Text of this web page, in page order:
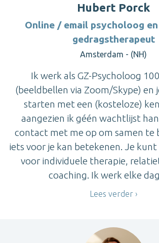
Hubert Porck
Online / email psycholoog
gedragstherapeut
Amsterdam - (NH)
Ik werk als GZ-Psycholoog
(beeldbellen via Zoom/Skype) en
starten met een (kosteloze)
aangezien ik géén wachtlijst
contact met me op om samen te
iets voor je kan betekenen. Je
voor individuele therapie,
coaching. Ik werk elke
Lees verder